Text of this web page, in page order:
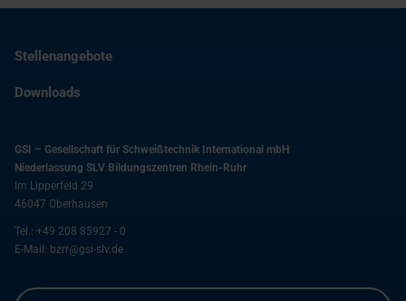
Stellenangebote
Downloads
GSI – Gesellschaft für Schweißtechnik International mbH
Niederlassung SLV Bildungszentren Rhein-Ruhr
Im Lipperfeld 29
46047 Oberhausen
Tel.: +49 208 85927 - 0
E-Mail: bzrr@gsi-slv.de